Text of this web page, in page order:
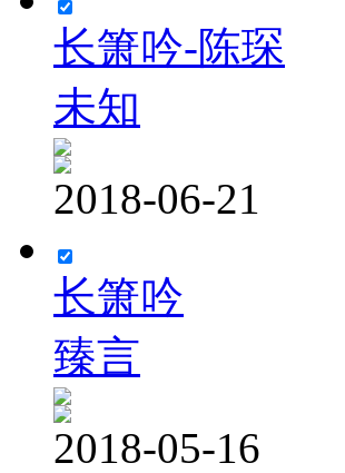
长箫吟-陈琛
未知
2018-06-21
长箫吟
臻言
2018-05-16